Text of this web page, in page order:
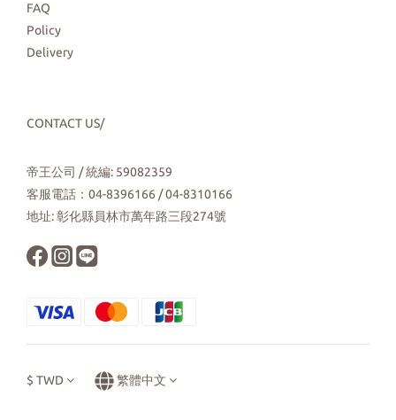
FAQ
Policy
Delivery
CONTACT US/
帝王公司 / 統編: 59082359
客服電話：04-8396166 / 04-8310166
地址: 彰化縣員林市萬年路三段274號
$ TWD 繁體中文